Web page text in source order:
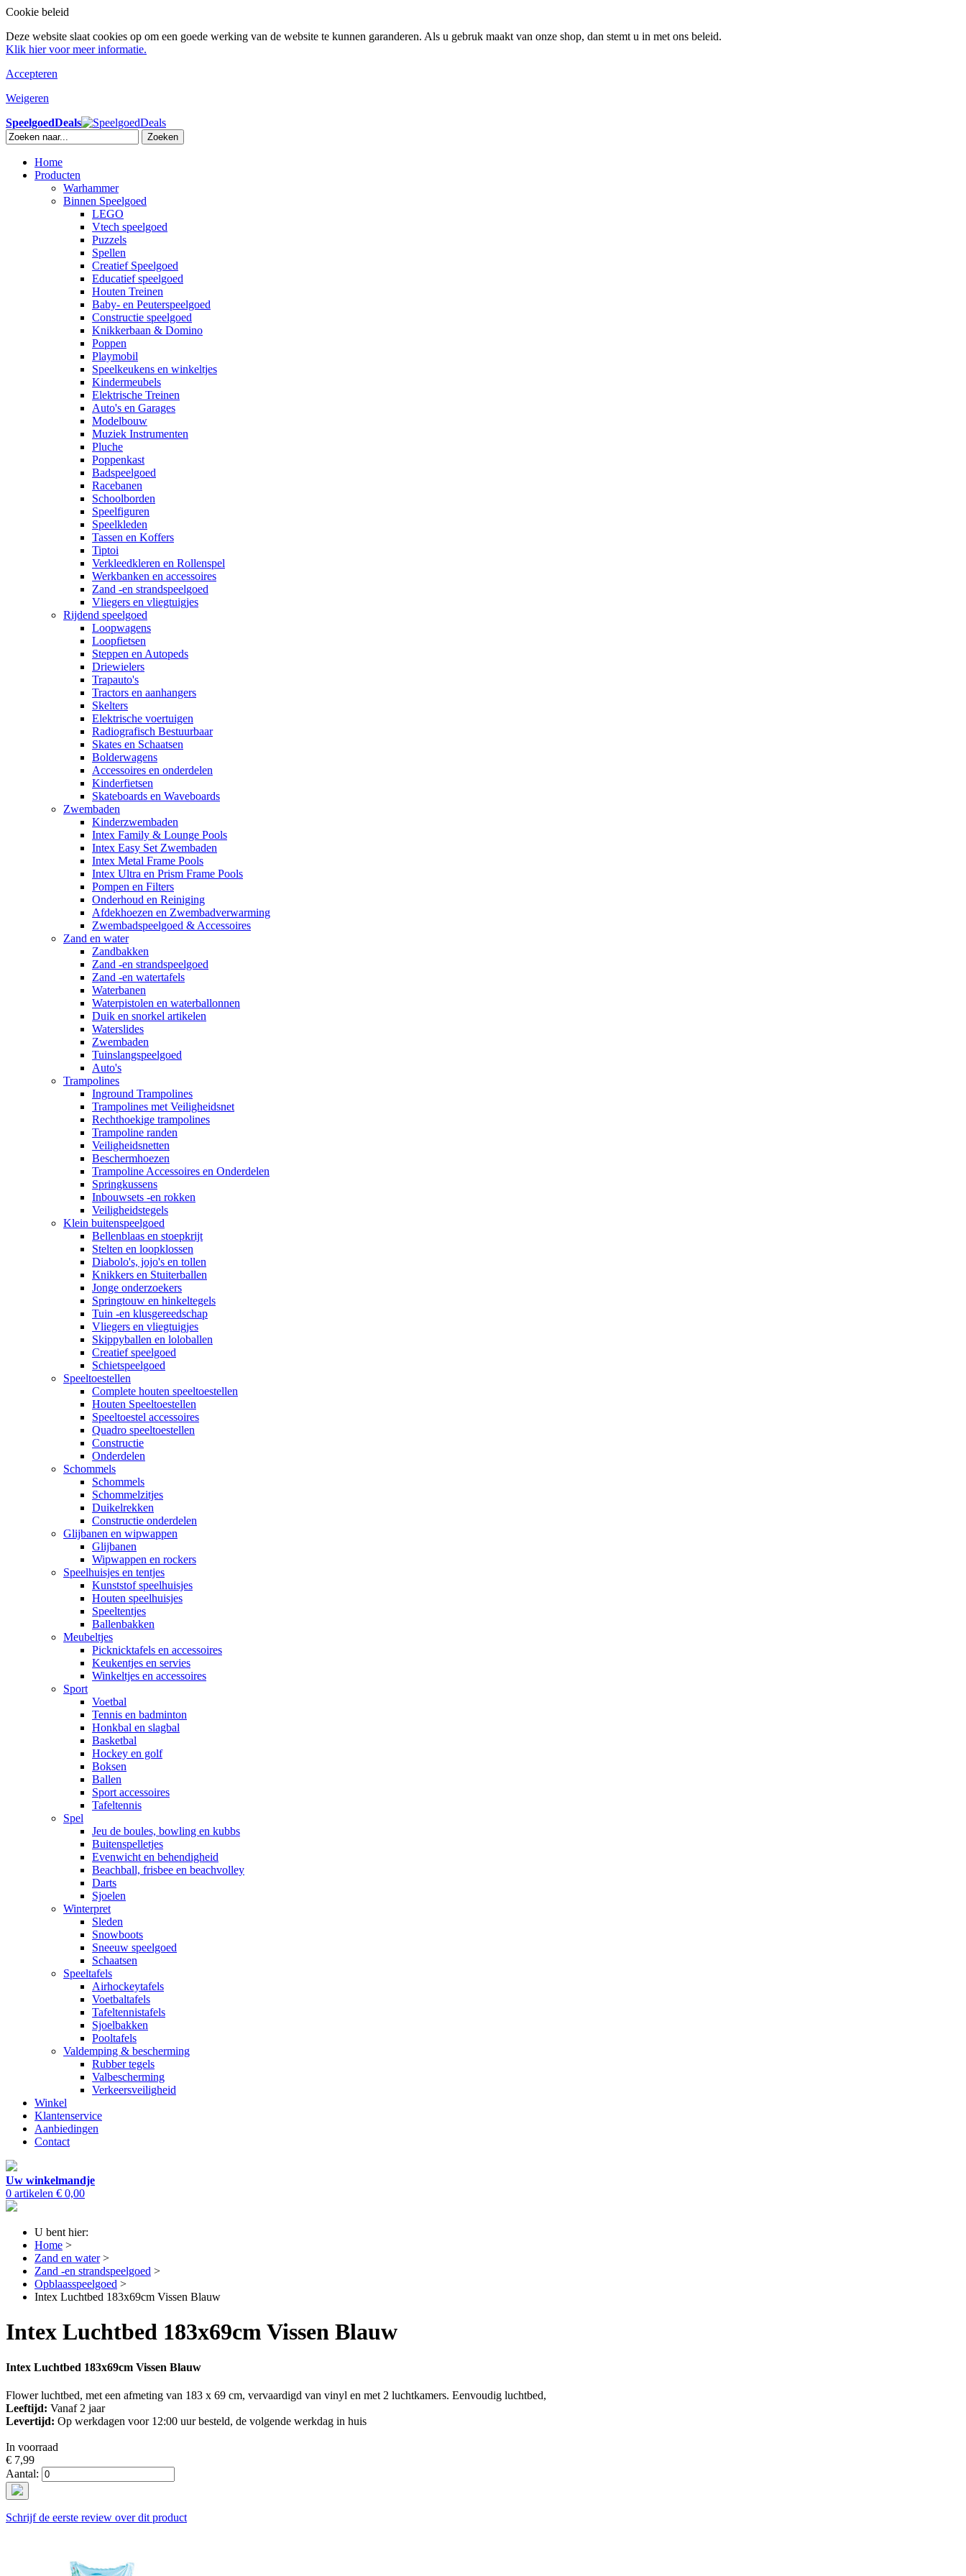
Cookie beleid
Deze website slaat cookies op om een goede werking van de website te kunnen garanderen. Als u gebruk maakt van onze shop, dan stemt u in met ons beleid.
Klik hier voor meer informatie.
Accepteren
Weigeren
SpeelgoedDeals
Zoeken
Home
Producten
Warhammer
Binnen Speelgoed
LEGO
Vtech speelgoed
Puzzels
Spellen
Creatief Speelgoed
Educatief speelgoed
Houten Treinen
Baby- en Peuterspeelgoed
Constructie speelgoed
Knikkerbaan & Domino
Poppen
Playmobil
Speelkeukens en winkeltjes
Kindermeubels
Elektrische Treinen
Auto's en Garages
Modelbouw
Muziek Instrumenten
Pluche
Poppenkast
Badspeelgoed
Racebanen
Schoolborden
Speelfiguren
Speelkleden
Tassen en Koffers
Tiptoi
Verkleedkleren en Rollenspel
Werkbanken en accessoires
Zand -en strandspeelgoed
Vliegers en vliegtuigjes
Rijdend speelgoed
Loopwagens
Loopfietsen
Steppen en Autopeds
Driewielers
Trapauto's
Tractors en aanhangers
Skelters
Elektrische voertuigen
Radiografisch Bestuurbaar
Skates en Schaatsen
Bolderwagens
Accessoires en onderdelen
Kinderfietsen
Skateboards en Waveboards
Zwembaden
Kinderzwembaden
Intex Family & Lounge Pools
Intex Easy Set Zwembaden
Intex Metal Frame Pools
Intex Ultra en Prism Frame Pools
Pompen en Filters
Onderhoud en Reiniging
Afdekhoezen en Zwembadverwarming
Zwembadspeelgoed & Accessoires
Zand en water
Zandbakken
Zand -en strandspeelgoed
Zand -en watertafels
Waterbanen
Waterpistolen en waterballonnen
Duik en snorkel artikelen
Waterslides
Zwembaden
Tuinslangspeelgoed
Auto's
Trampolines
Inground Trampolines
Trampolines met Veiligheidsnet
Rechthoekige trampolines
Trampoline randen
Veiligheidsnetten
Beschermhoezen
Trampoline Accessoires en Onderdelen
Springkussens
Inbouwsets -en rokken
Veiligheidstegels
Klein buitenspeelgoed
Bellenblaas en stoepkrijt
Stelten en loopklossen
Diabolo's, jojo's en tollen
Knikkers en Stuiterballen
Jonge onderzoekers
Springtouw en hinkeltegels
Tuin -en klusgereedschap
Vliegers en vliegtuigjes
Skippyballen en loloballen
Creatief speelgoed
Schietspeelgoed
Speeltoestellen
Complete houten speeltoestellen
Houten Speeltoestellen
Speeltoestel accessoires
Quadro speeltoestellen
Constructie
Onderdelen
Schommels
Schommels
Schommelzitjes
Duikelrekken
Constructie onderdelen
Glijbanen en wipwappen
Glijbanen
Wipwappen en rockers
Speelhuisjes en tentjes
Kunststof speelhuisjes
Houten speelhuisjes
Speeltentjes
Ballenbakken
Meubeltjes
Picknicktafels en accessoires
Keukentjes en servies
Winkeltjes en accessoires
Sport
Voetbal
Tennis en badminton
Honkbal en slagbal
Basketbal
Hockey en golf
Boksen
Ballen
Sport accessoires
Tafeltennis
Spel
Jeu de boules, bowling en kubbs
Buitenspelletjes
Evenwicht en behendigheid
Beachball, frisbee en beachvolley
Darts
Sjoelen
Winterpret
Sleden
Snowboots
Sneeuw speelgoed
Schaatsen
Speeltafels
Airhockeytafels
Voetbaltafels
Tafeltennistafels
Sjoelbakken
Pooltafels
Valdemping & bescherming
Rubber tegels
Valbescherming
Verkeersveiligheid
Winkel
Klantenservice
Aanbiedingen
Contact
Uw winkelmandje
0 artikelen € 0,00
U bent hier:
Home >
Zand en water >
Zand -en strandspeelgoed >
Opblaasspeelgoed >
Intex Luchtbed 183x69cm Vissen Blauw
Intex Luchtbed 183x69cm Vissen Blauw
Intex Luchtbed 183x69cm Vissen Blauw
Flower luchtbed, met een afmeting van 183 x 69 cm, vervaardigd van vinyl en met 2 luchtkamers. Eenvoudig luchtbed,
Leeftijd: Vanaf 2 jaar
Levertijd: Op werkdagen voor 12:00 uur besteld, de volgende werkdag in huis
In voorraad
€ 7,99
Aantal:
Schrijf de eerste review over dit product